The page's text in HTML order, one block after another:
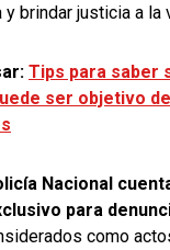
brindar justicia a la
Tips para saber
ser objetivo
Nacional
para
como